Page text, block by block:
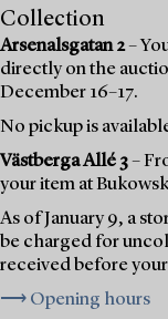
Collection
Arsenalsgatan 2–
directly on the
December 16–17.
No pickup is
Västberga Allé 3–
your item at
As of January 9, a
be charged for
received before
⟶ Opening hours